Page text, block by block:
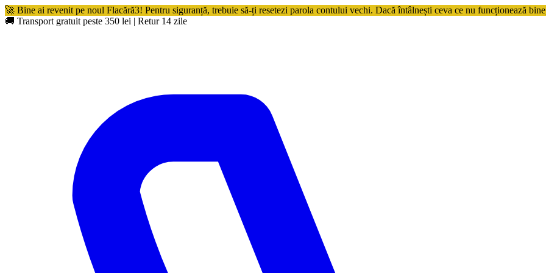
🚀 Bine ai revenit pe noul Flacără3! Pentru siguranță, trebuie să-ți resetezi parola contului vechi. Dacă întâlnești ceva ce nu funcționează
🚚 Transport gratuit peste 350 lei | Retur 14 zile